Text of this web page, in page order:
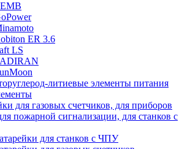
ER 3.6
LS
литиевые элементы питания
для газовых счетчиков, для приборов
пожарной сигнализации, для станков с
для станков с ЧПУ